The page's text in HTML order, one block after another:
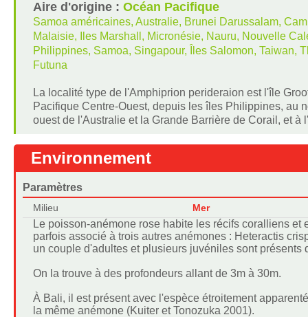
Aire d'origine : Océan Pacifique
Samoa américaines, Australie, Brunei Darussalam,
Malaisie, Iles Marshall, Micronésie, Nauru, Nouvelle
Philippines, Samoa, Singapour, Îles Salomon, Taiwan,
Futuna
La localité type de l'Amphiprion perideraion est l'île
Pacifique Centre-Ouest, depuis les îles Philippines, au
ouest de l'Australie et la Grande Barrière de Corail, et à
Environnement
Paramètres
Milieu Mer
Le poisson-anémone rose habite les récifs coralliens
parfois associé à trois autres anémones : Heteractis
un couple d'adultes et plusieurs juvéniles sont présents
On la trouve à des profondeurs allant de 3m à 30m.
À Bali, il est présent avec l'espèce étroitement
la même anémone (Kuiter et Tonozuka 2001).